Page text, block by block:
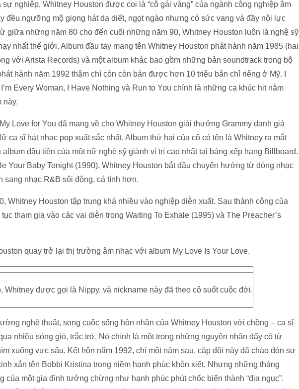
nghiệp, Whitney Houston được coi là “cô gái vàng” của ngành công nghiệp âm
đều ngưỡng mộ giọng hát da diết, ngọt ngào nhưng có sức vang và đầy nội lực
giữa những năm 80 cho đến cuối những năm 90, Whitney Houston luôn là nghệ sỹ
nhất thế giới. Album đầu tay mang tên Whitney Houston phát hành năm 1985 (hai
với Arista Records) và một album khác bao gồm những bản soundtrack trong bộ
hành năm 1992 thậm chí còn còn bán được hơn 10 triệu bản chỉ riêng ở Mỹ. I
Every Woman, I Have Nothing và Run to You chính là những ca khúc hit nằm
này.
Love for You đã mang về cho Whitney Houston giải thưởng Grammy danh giá
ca sĩ hát nhạc pop xuất sắc nhất. Album thứ hai của cô có tên là Whitney ra mắt
album đầu tiên của một nữ nghệ sỹ giành vị trí cao nhất tại bảng xếp hạng Billboard.
Your Baby Tonight (1990), Whitney Houston bắt đầu chuyển hướng từ dòng nhạc
sang nhạc R&B sôi động, cá tính hơn.
Whitney Houston tập trung khá nhiều vào nghiệp diễn xuất. Sau thành công của
tham gia vào các vai diễn trong Waiting To Exhale (1995) và The Preacher’s
quay trở lại thị trường âm nhạc với album My Love Is Your Love.
Whitney được gọi là Nippy, và nickname này đã theo cô suốt cuộc đời.
nghệ thuật, song cuộc sống hôn nhân của Whitney Houston với chồng – ca sĩ
nhiều sóng gió, trắc trở. Nó chính là một trong những nguyên nhân đẩy cô từ
xuống vực sâu. Kết hôn năm 1992, chỉ một năm sau, cặp đôi này đã chào đón sự
xắn tên Bobbi Kristina trong niềm hạnh phúc khôn xiết. Nhưng những tháng
của một gia đình tưởng chừng như hạnh phúc phút chốc biến thành “địa ngục”.